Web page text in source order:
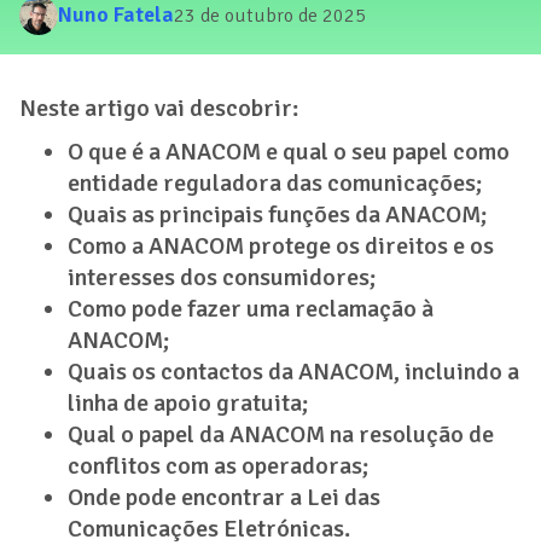
Nuno Fatela23 de outubro de 2025
Neste artigo vai descobrir:
O que é a ANACOM e qual o seu papel como
entidade reguladora das comunicações;
Quais as principais funções da ANACOM;
Como a ANACOM protege os direitos e os
interesses dos consumidores;
Como pode fazer uma reclamação à
ANACOM;
Quais os contactos da ANACOM, incluindo a
linha de apoio gratuita;
Qual o papel da ANACOM na resolução de
conflitos com as operadoras;
Onde pode encontrar a Lei das
Comunicações Eletrónicas.